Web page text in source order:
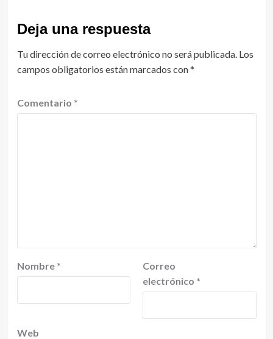
Deja una respuesta
Tu dirección de correo electrónico no será publicada. Los
campos obligatorios están marcados con*
Comentario *
Nombre *
Correo
electrónico *
Web